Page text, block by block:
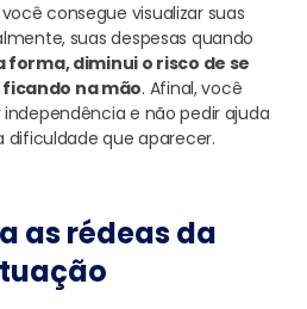
consegue visualizar suas
suas despesas quando
forma, diminui o risco de se
na mão. Afinal, você
e não pedir ajuda
dificuldade que aparecer.
as rédeas da